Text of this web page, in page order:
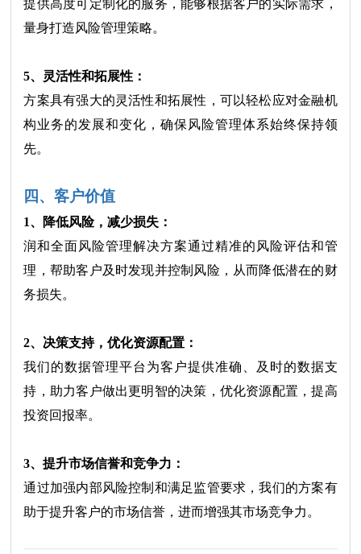
提供高度可定制化的服务，能够根据客户的实际需求，
量身打造风险管理策略。
5、灵活性和拓展性：
方案具有强大的灵活性和拓展性，可以轻松应对金融机
构业务的发展和变化，确保风险管理体系始终保持领
先。
四、客户价值
1、降低风险，减少损失：
润和全面风险管理解决方案通过精准的风险评估和管
理，帮助客户及时发现并控制风险，从而降低潜在的财
务损失。
2、决策支持，优化资源配置：
我们的数据管理平台为客户提供准确、及时的数据支
持，助力客户做出更明智的决策，优化资源配置，提高
投资回报率。
3、提升市场信誉和竞争力：
通过加强内部风险控制和满足监管要求，我们的方案有
助于提升客户的市场信誉，进而增强其市场竞争力。